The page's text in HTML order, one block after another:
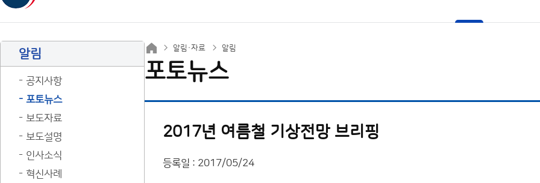
알림
공지사항
포토뉴스
보도자료
보도설명
인사소식
혁신사례
알림·자료 알림
포토뉴스
2017년 여름철 기상전망 브리핑
등록일 : 2017/05/24